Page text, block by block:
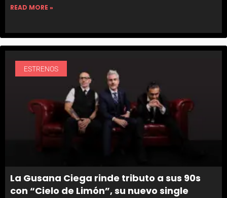
READ MORE »
ESTRENOS
La Gusana Ciega rinde tributo a sus 90s
con “Cielo de Limón”, su nuevo single